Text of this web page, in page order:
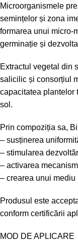
Microorganismele
semințelor și zona
formarea unui micro-
germinație și
Extractul vegetal din
salicilic și consorțiul
capacitatea plantelor
sol.
Prin compoziția sa,
– susținerea
– stimularea
– activarea
– crearea unui
Produsul este
conform certificării
MOD DE APLICARE